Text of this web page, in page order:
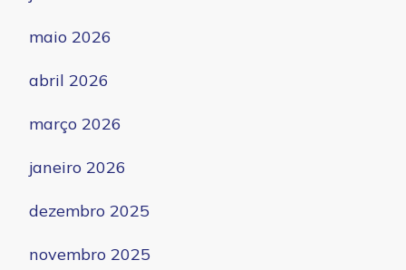
maio 2026
abril 2026
março 2026
janeiro 2026
dezembro 2025
novembro 2025